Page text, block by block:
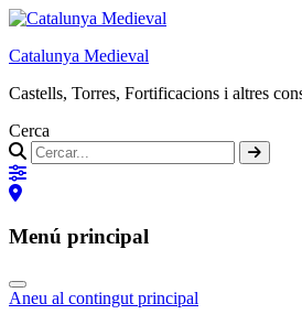
Catalunya Medieval
Castells, Torres, Fortificacions i altres
Cerca
Menú principal
Aneu al contingut principal